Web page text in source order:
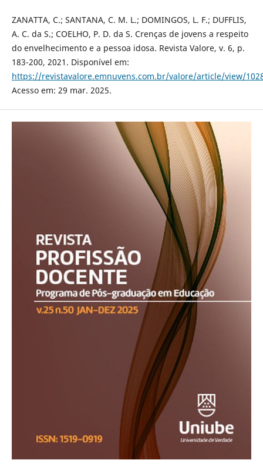
ZANATTA, C.; SANTANA, C. M. L.; DOMINGOS, L. F.; DUFFLIS,
A. C. da S.; COELHO, P. D. da S. Crenças de jovens a respeito
do envelhecimento e a pessoa idosa. Revista Valore, v. 6, p.
183-200, 2021. Disponível em:
https://revistavalore.emnuvens.com.br/valore/article/view/
Acesso em: 29 mar. 2025.